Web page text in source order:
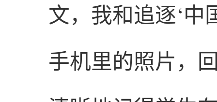
文，我和追逐‘中
手机里的照片，